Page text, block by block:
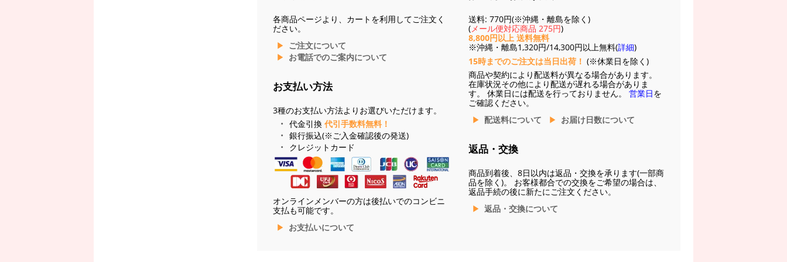
各商品ページより、カートを利用してご注文く
ださい。
ご注文について
お電話でのご案内について
お支払い方法
3種のお支払い方法よりお選びいただけます。
代金引換 代引手数料無料！
銀行振込(※ご入金確認後の発送)
クレジットカード
オンラインメンバーの方は後払いでのコンビニ
支払も可能です。
お支払いについて
送料: 770円(※沖縄・離島を除く)
(メール便対応商品 275円)
8,800円以上 送料無料
※沖縄・離島1,320円/14,300円以上無料(詳細)
15時までのご注文は当日出荷！ (※休業日を除く)
商品や契約により配送料が異なる場合があります。
在庫状況その他により配送が遅れる場合がありま
す。 休業日には配送を行っておりません。 営業日を
ご確認ください。
配送料について
お届け日数について
返品・交換
商品到着後、8日以内は返品・交換を承ります(一部商
品を除く)。 お客様都合での交換をご希望の場合は、
返品手続の後に新たにご注文ください。
返品・交換について